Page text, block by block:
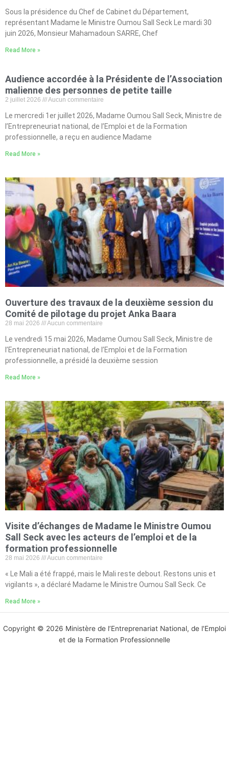
Sous la présidence du Chef de Cabinet du Département,
représentant Madame le Ministre Oumou Sall Seck Le mardi 30
juin 2026, Monsieur Mahamadoun SARRE, Chef
Read More »
Audience accordée à la Présidente de l’Association
malienne des personnes de petite taille
2 juillet 2026 Aucun commentaire
Le mercredi 1er juillet 2026, Madame Oumou Sall Seck, Ministre de
l’Entrepreneuriat national, de l’Emploi et de la Formation
professionnelle, a reçu en audience Madame
Read More »
Ouverture des travaux de la deuxième session du
Comité de pilotage du projet Anka Baara
28 mai 2026 Aucun commentaire
Le vendredi 15 mai 2026, Madame Oumou Sall Seck, Ministre de
l’Entrepreneuriat national, de l’Emploi et de la Formation
professionnelle, a présidé la deuxième session
Read More »
Visite d’échanges de Madame le Ministre Oumou
Sall Seck avec les acteurs de l’emploi et de la
formation professionnelle
28 mai 2026 Aucun commentaire
« Le Mali a été frappé, mais le Mali reste debout. Restons unis et
vigilants », a déclaré Madame le Ministre Oumou Sall Seck. Ce
Read More »
Copyright © 2026 Ministère de l’Entreprenariat National, de l'Emploi
et de la Formation Professionnelle